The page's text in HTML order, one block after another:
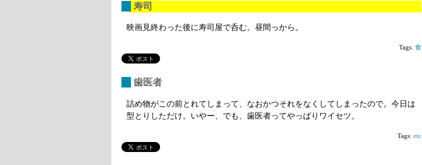
寿司
映画見終わった後に寿司屋で呑む。昼間っから。
Tags: 食
歯医者
詰め物がこの前とれてしまって、なおかつそれをなくしてしまったので。今日は
型とりしただけ。いやー、でも、歯医者ってやっぱりワイセツ。
Tags: etc